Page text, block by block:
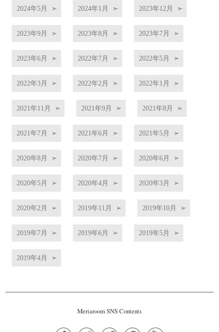
2024年5月 2024年1月 2023年12月
2023年9月 2023年8月 2023年7月
2023年6月 2022年7月 2022年5月
2022年3月 2022年2月 2022年1月
2021年11月 2021年9月 2021年8月
2021年7月 2021年6月 2021年5月
2020年8月 2020年7月 2020年6月
2020年5月 2020年4月 2020年3月
2020年2月 2019年11月 2019年10月
2019年7月 2019年6月 2019年5月
2019年4月
Meriaroom SNS Contents